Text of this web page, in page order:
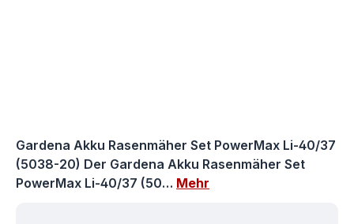
Gardena Akku Rasenmäher Set PowerMax Li-40/37
(5038-20) Der Gardena Akku Rasenmäher Set
PowerMax Li-40/37 (50… Mehr